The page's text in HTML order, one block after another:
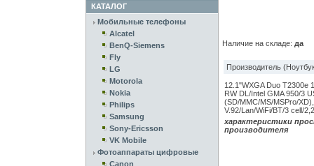
КАТАЛОГ
Мобильные телефоны
Alcatel
BenQ-Siemens
Fly
LG
Motorola
Nokia
Philips
Samsung
Sony-Ericsson
VK Mobile
Фотоаппараты цифровые
Canon
Наличие на складе: да
Производитель
12.1"WXGA Duo T2300e
RW DL/Intel GMA 950/3
(SD/MMC/MS/MSPro/
V.92/Lan/WiFi/BT/3 cell/
характеристики
производителя